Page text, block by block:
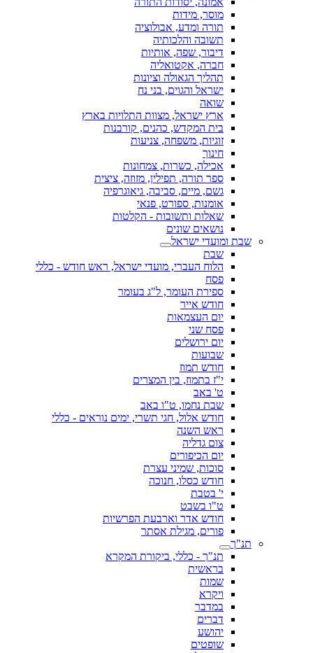
מוסר, מידות
תורה ומדע, אבולוציה
תשובה והלכותיה
דיבור, שפה, אותיות
חברה, אקטואליה
תהליך הגאולה וציונות
ישראל והגוים, בני נח
שואה
ארץ ישראל, מצוות התלויות בארץ
בית המקדש, כהנים, קורבנות
זוגיות, משפחה, צניעות
חינוך
אכילה, כשרות, צמחונות
ספר תורה, תפילין, מזוזה, ציצית
גשם, מיים, סביבה, גיאוגרפיה
אומנות, ספורט, פנאי
שאלות ותשובות - הקלטות
נושאים שונים
שבת ומועדי ישראל
שבת
הלוח העברי, מועדי ישראל, ראש חודש - כללי
פסח
ספירת העומר, ל"ג בעומר
חודש אייר
יום העצמאות
פסח שני
יום ירושלים
שבועות
חודש תמוז
י"ז בתמוז, בין המצרים
ט' באב
שבת נחמו, ט"ו באב
חודש אלול, חגי תשרי, ימים נוראים - כללי
ראש השנה
צום גדליה
יום הכיפורים
סוכות, שמיני עצרת
חודש כסלו, חנוכה
י' בטבת
ט"ו בשבט
חודש אדר וארבעת הפרשיות
פורים, מגילת אסתר
תנ"ך
תנ"ך - כללי, ביקורת המקרא
בראשית
שמות
ויקרא
במדבר
דברים
יהושע
שופטים